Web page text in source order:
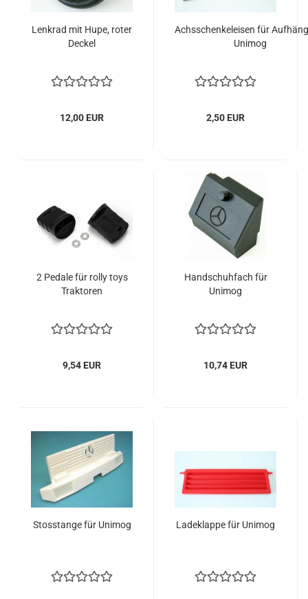
Lenkrad mit Hupe, roter
Deckel
12,00 EUR
Achsschenkeleisen für
Unimog
2,50 EUR
2 Pedale für rolly toys
Traktoren
9,54 EUR
Handschuhfach für
Unimog
10,74 EUR
Stosstange für Unimog Ladeklappe für Unimog